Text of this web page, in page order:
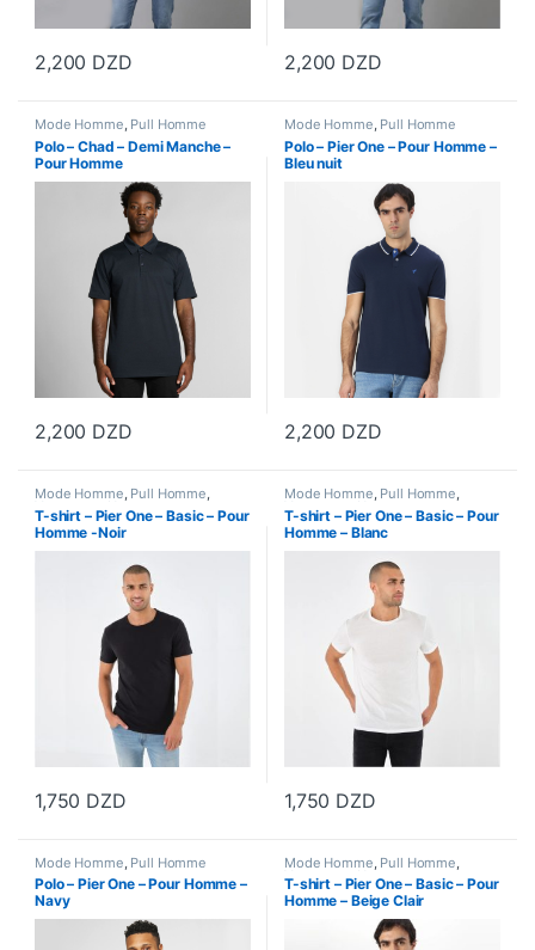
2,200 DZD
Ce produit a plusieurs variations. Les options peuvent être
2,200 DZD
Ce produit a plusieurs
Mode Homme, Pull Homme
Polo – Chad – Demi Manche –
Pour Homme
2,200 DZD
Ce produit a plusieurs variations. Les options peuvent être
Mode Homme, Pull Homme
Polo – Pier One – Pour Homme –
Bleu nuit
2,200 DZD
Ce produit a plusieurs
Mode Homme, Pull Homme,
Vetements Homme
T-shirt – Pier One – Basic – Pour
Homme -Noir
1,750 DZD
Ce produit a plusieurs variations. Les options peuvent être
Mode Homme, Pull Homme,
Vetements Homme
T-shirt – Pier One – Basic – Pour
Homme – Blanc
1,750 DZD
Ce produit a plusieurs
Mode Homme Pull Homme
Polo – Pier One – Pour Homme –
Navy
Mode Homme Pull Homme
Vetements Homme
T-shirt – Pier One – Basic – Pour
Homme – Beige Clair